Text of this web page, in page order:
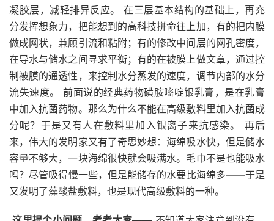
凝胶层，减轻排异反应。 在三层基本结构的基础上，再充
分发挥想象力，把能想到的高科技拼命往上加，有的把内膜
做成网状，兼顾引流和粘附；有的修改中间层的网孔密度，
在导水与储水之间寻求平衡；有的在被膜上做文章，通过控
制被膜的通透性，来控制水分蒸发的速度，调节内部的水分
流失速度。 前面说的经典药物磺胺嘧啶银乳膏，是在乳膏
中加入抗菌药物。那么为什么不能在高级敷料里加入抗菌成
分呢？于是又有人在敷料里加入银离子来抗感染。 再后
来，伟大的发明家又有了奇思妙想：海绵吸水快，但是储水
容量不够大，一块海绵很快就会吸满水。毛巾不是也能吸水
吗？尽管吸得慢一些，但是能储存的水要比海绵多——于是
又发明了藻酸盐敷料，也是现代高级敷料的一种。